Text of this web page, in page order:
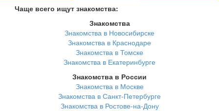
Чаще всего ищут знакомства:
Знакомства
Знакомства в Новосибирске
Знакомства в Краснодаре
Знакомства в Томске
Знакомства в Екатеринбурге
Знакомства в России
Знакомства в Москве
Знакомства в Санкт-Петербурге
Знакомства в Ростове-на-Дону